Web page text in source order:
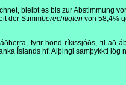
bleibt es bis zur Abstimmung
der Stimmberechtigten von 58,4%
fyrir hönd ríkissjóðs, til að
Íslands hf. Alþingi samþykkti lög